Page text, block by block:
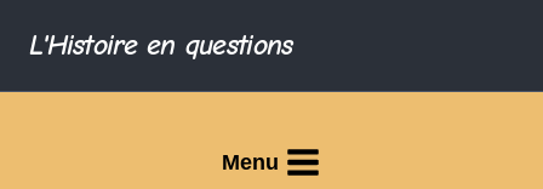
L'Histoire en questions
Menu